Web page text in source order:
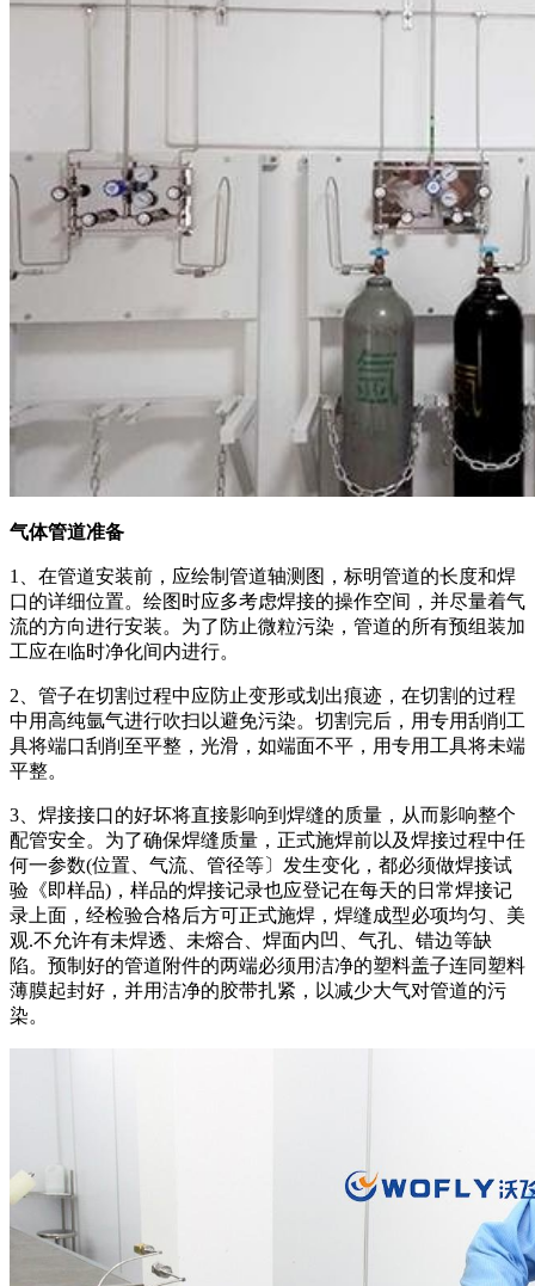
气体管道准备
1、在管道安装前，应绘制管道轴测图，标明管道的长度和焊
口的详细位置。绘图时应多考虑焊接的操作空间，并尽量着气
流的方向进行安装。为了防止微粒污染，管道的所有预组装加
工应在临时净化间内进行。
2、管子在切割过程中应防止变形或划出痕迹，在切割的过程
中用高纯氩气进行吹扫以避免污染。切割完后，用专用刮削工
具将端口刮削至平整，光滑，如端面不平，用专用工具将未端
平整。
3、焊接接口的好坏将直接影响到焊缝的质量，从而影响整个
配管安全。为了确保焊缝质量，正式施焊前以及焊接过程中任
何一参数(位置、气流、管径等〕发生变化，都必须做焊接试
验《即样品)，样品的焊接记录也应登记在每天的日常焊接记
录上面，经检验合格后方可正式施焊，焊缝成型必项均匀、美
观.不允许有未焊透、未熔合、焊面内凹、气孔、错边等缺
陷。预制好的管道附件的两端必须用洁净的塑料盖子连同塑料
薄膜起封好，并用洁净的胶带扎紧，以减少大气对管道的污
染。